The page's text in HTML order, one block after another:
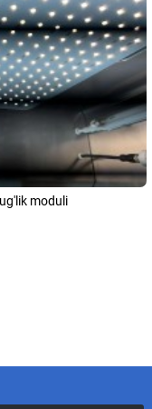
moduli